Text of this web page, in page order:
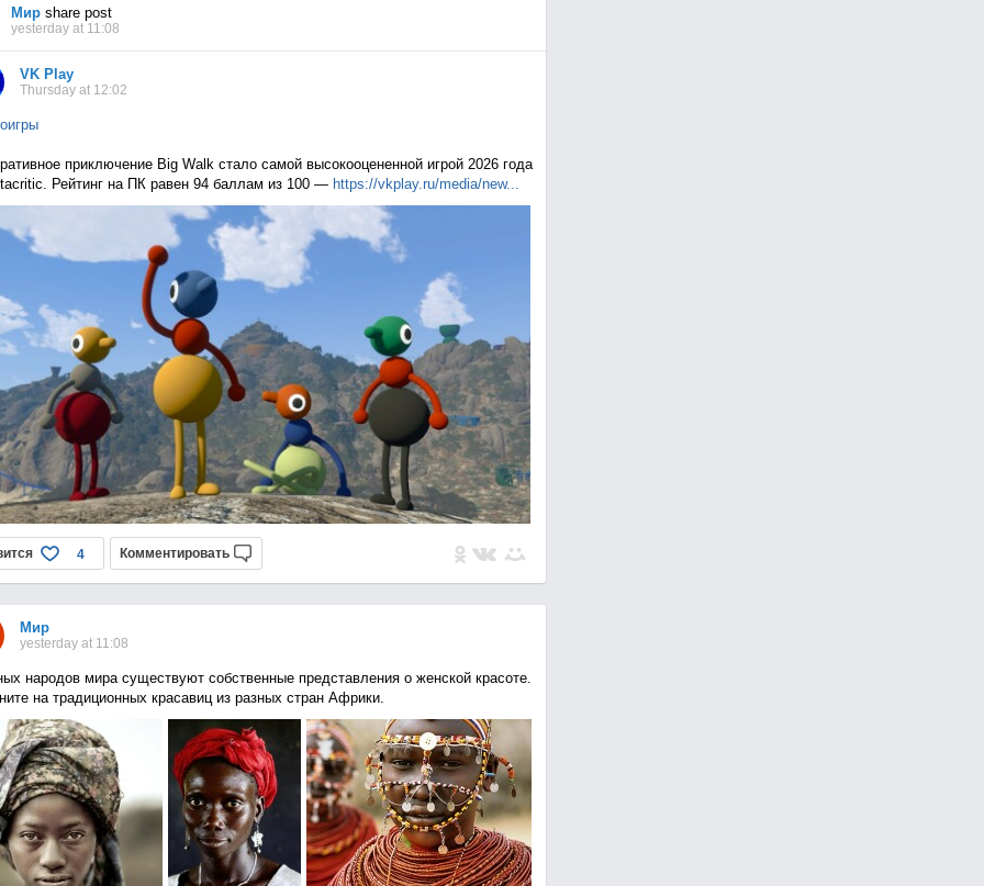
Мирshare post
yesterday at 11:08
VK Play
Thursday at 12:02
приключение Big Walk стало самой высокооцененной игрой 2026 года
Рейтинг на ПК равен 94 баллам из 100 — https://vkplay.ru/media/new...
4 Комментировать
Мир
yesterday at 11:08
народов мира существуют собственные представления о женской красоте.
на традиционных красавиц из разных стран Африки.